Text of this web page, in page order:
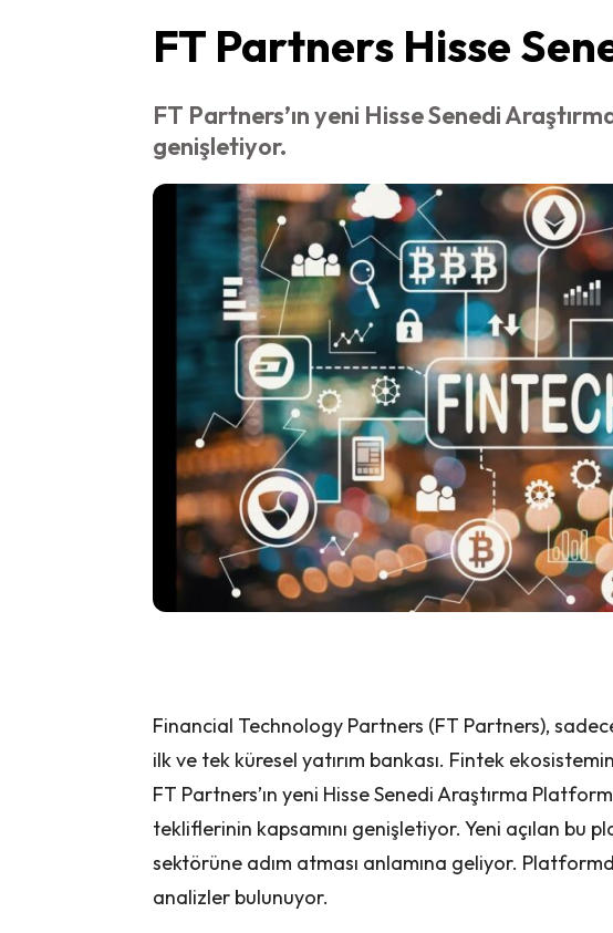
FT Partners Hisse
FT Partners’ın yeni Hisse Senedi
genişletiyor.
Financial Technology Partners (FT Partners),
ilk ve tek küresel yatırım bankası. Fintek
FT Partners’ın yeni Hisse Senedi Araştırma
tekliflerinin kapsamını genişletiyor. Yeni açılan bu
sektörüne adım atması anlamına geliyor.
analizler bulunuyor.